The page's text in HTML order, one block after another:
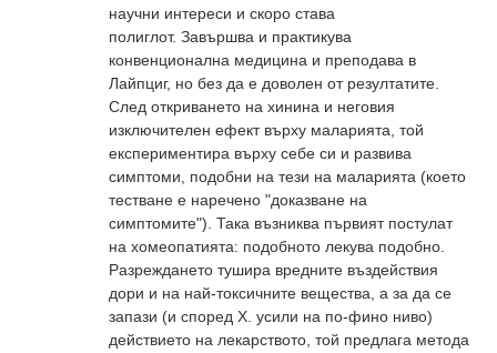
научни интереси и скоро става
полиглот. Завършва и практикува
конвенционална медицина и преподава в
Лайпциг, но без да е доволен от резултатите.
След откриването на хинина и неговия
изключителен ефект върху маларията, той
експериментира върху себе си и развива
симптоми, подобни на тези на маларията (което
тестване е наречено "доказване на
симптомите"). Така възниква първият постулат
на хомеопатията: подобното лекува подобно.
Разреждането тушира вредните въздействия
дори и на най-токсичните вещества, а за да се
запази (и според Х. усили на по-фино ниво)
действието на лекарството, той предлага метода